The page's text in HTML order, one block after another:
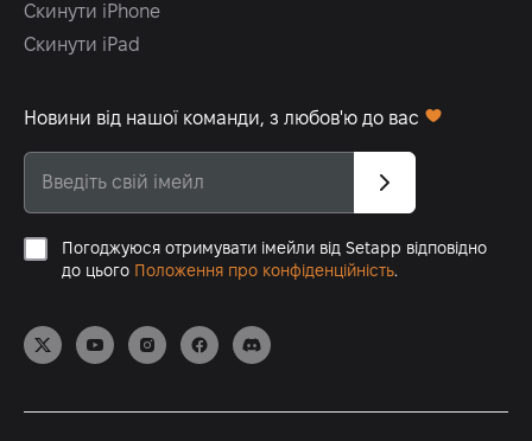
Скинути iPhone
Скинути iPad
Новини від нашої команди, з любов'ю до вас
Погоджуюся отримувати імейли від Setapp відповідно
до цього Положення про конфіденційність.